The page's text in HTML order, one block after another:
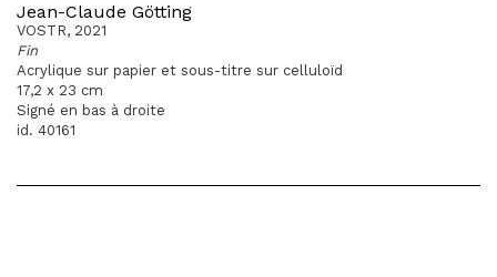
Jean-Claude Götting
VOSTR, 2021
Fin
Acrylique sur papier et sous-titre sur celluloïd
17,2 x 23 cm
Signé en bas à droite
id. 40161